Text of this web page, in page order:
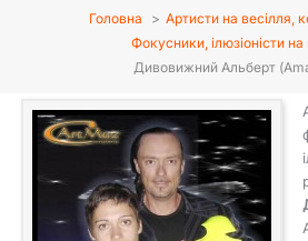
Головна
Артисти на весілля,
Фокусники, ілюзіоністи на
Дивовижний Альберт